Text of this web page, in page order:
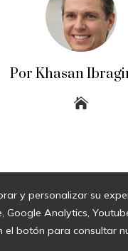
y personalizar su
Google Analytics,
el botón para consultar
Por Khasan